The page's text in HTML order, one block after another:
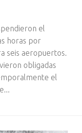
el
horas por
seis aeropuertos.
obligadas
el